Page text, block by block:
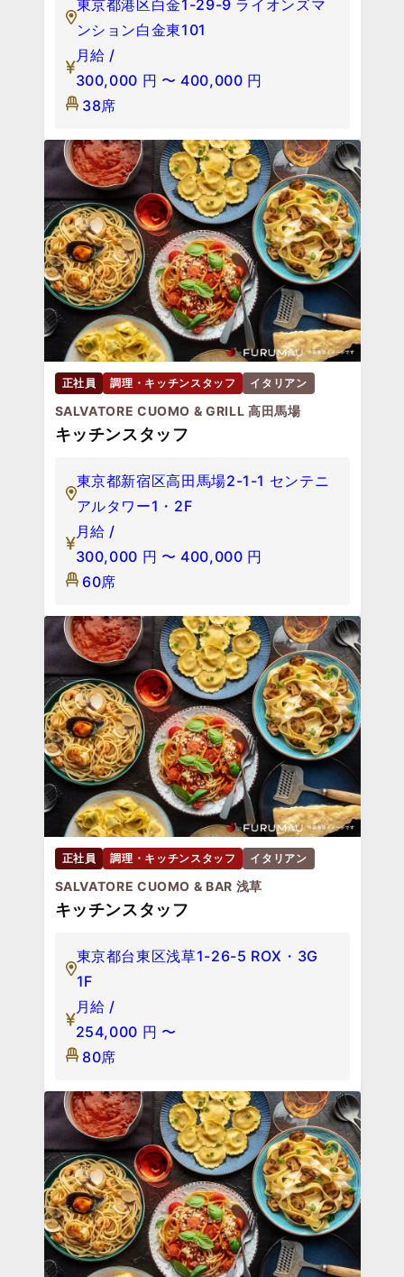
東京都港区白金1-29-9 ライオンズマ
ンション白金東101
月給 /
300,000 円 〜 400,000 円
38席
正社員 調理・キッチンスタッフ イタリアン
SALVATORE CUOMO & GRILL 高田馬場
キッチンスタッフ
東京都新宿区高田馬場2-1-1 センテニ
アルタワー1・2F
月給 /
300,000 円 〜 400,000 円
60席
正社員 調理・キッチンスタッフ イタリアン
SALVATORE CUOMO & BAR 浅草
キッチンスタッフ
東京都台東区浅草1-26-5 ROX・3G
1F
月給 /
254,000 円 〜
80席